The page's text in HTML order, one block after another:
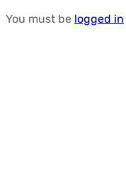
You must be logged in